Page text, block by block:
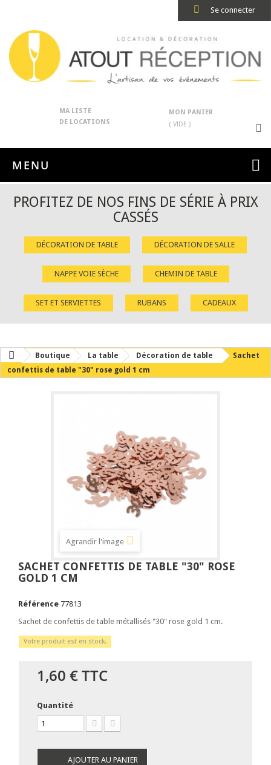
Se connecter
MA LISTE
DE LOCATIONS
MON PANIER
( VIDE )
MENU
PROFITEZ DE NOS FINS DE SÉRIE À PRIX
CASSÉS
DÉCORATION DE TABLE DÉCORATION DE SALLE
NAPPE VOIE SÈCHE CHEMIN DE TABLE
SET ET SERVIETTES RUBANS CADEAUX
Boutique La table Décoration de table
Sachet
confettis de table "30" rose gold 1 cm
Agrandir l'image
SACHET CONFETTIS DE TABLE "30" ROSE
GOLD 1 CM
Référence 77813
Sachet de confettis de table métallisés "30" rose gold 1 cm.
Votre produit est en stock.
1,60 €TTC
Quantité
AJOUTER AU PANIER